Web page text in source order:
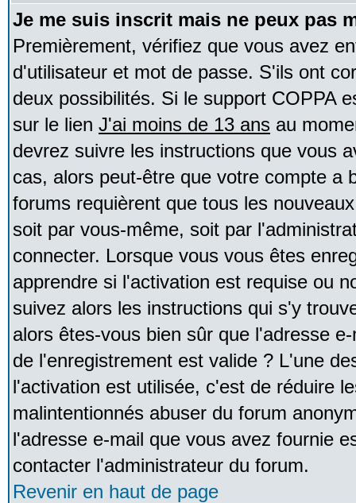
Je me suis inscrit mais ne peux pas
Premièrement, vérifiez que vous avez
d'utilisateur et mot de passe. S'ils ont
deux possibilités. Si le support COPPA
sur le lien J'ai moins de 13 ans au
devrez suivre les instructions que vous
cas, alors peut-être que votre compte a
forums requièrent que tous les
soit par vous-même, soit par
connecter. Lorsque vous vous êtes
apprendre si l'activation est requise ou
suivez alors les instructions qui s'y
alors êtes-vous bien sûr que l'adresse
de l'enregistrement est valide ? L'une
l'activation est utilisée, c'est de réduire
malintentionnés abuser du forum
l'adresse e-mail que vous avez fournie
contacter l'administrateur du forum.
Revenir en haut de page